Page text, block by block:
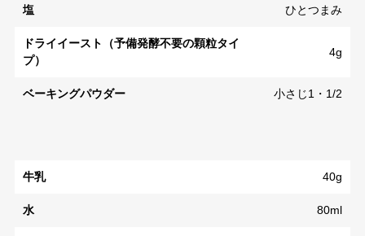
塩 ひとつまみ
ドライイースト（予備発酵不要の顆粒タイ
プ）
4g
ベーキングパウダー 小さじ1・1/2
牛乳 40g
水 80ml